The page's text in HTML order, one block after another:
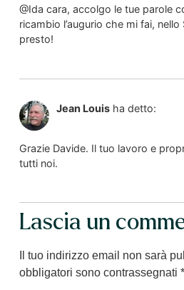
@Ida cara, accolgo le tue parole
ricambio l’augurio che mi fai,
presto!
Jean Louis ha detto:
Grazie Davide. Il tuo lavoro e
tutti noi.
Lascia un
Il tuo indirizzo email non sarà
obbligatori sono contrassegnati *